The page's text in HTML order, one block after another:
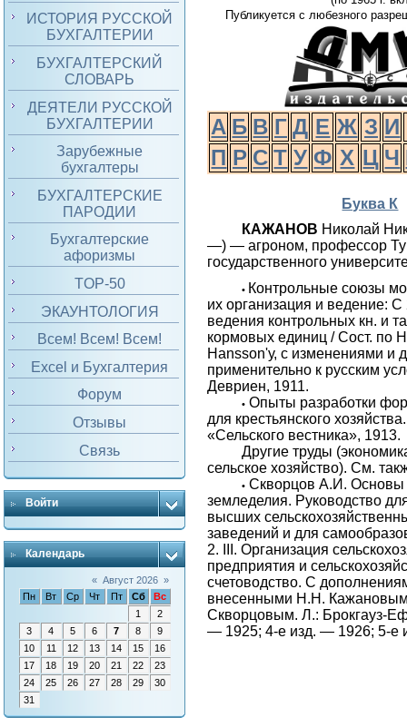
ИСТОРИЯ РУССКОЙ
БУХГАЛТЕРИИ
БУХГАЛТЕРСКИЙ
СЛОВАРЬ
ДЕЯТЕЛИ РУССКОЙ
БУХГАЛТЕРИИ
Зарубежные
бухгалтеры
БУХГАЛТЕРСКИЕ
ПАРОДИИ
Бухгалтерские
афоризмы
TOP-50
ЭКАУНТОЛОГИЯ
Всем! Всем! Всем!
Excel и Бухгалтерия
Форум
Отзывы
Связь
Войти
Календарь
« Август 2026 »
Пн
Вт Ср Чт Пт Сб
Вс
1
2
3
4 5 6 7 8
9
10
11 12 13 14 15
16
17
18 19 20 21 22
23
24
25 26 27 28 29
30
31
Публикуется с любезного
А Б В Г Д Е Ж З И
П Р С Т У Ф Х Ц Ч
Буква К
КАЖАНОВ Николай
—) — агроном, профессор
государственного
• Контрольные союзы
их организация и ведение:
ведения контрольных кн. и
кормовых единиц / Сост. по
Hansson'у, с изменениями и
применительно к русским
Девриен, 1911.
• Опыты разработки
для крестьянского
«Сельского вестника», 1913.
Другие труды
сельское хозяйство). См.
• Скворцов А.И. Основы
земледелия. Руководство
высших
заведений и для
2. III. Организация
предприятия и
счетоводство. С
внесенными Н.Н.
Скворцовым. Л.: Брокгауз-
— 1925; 4-е изд. — 1926; 5-е